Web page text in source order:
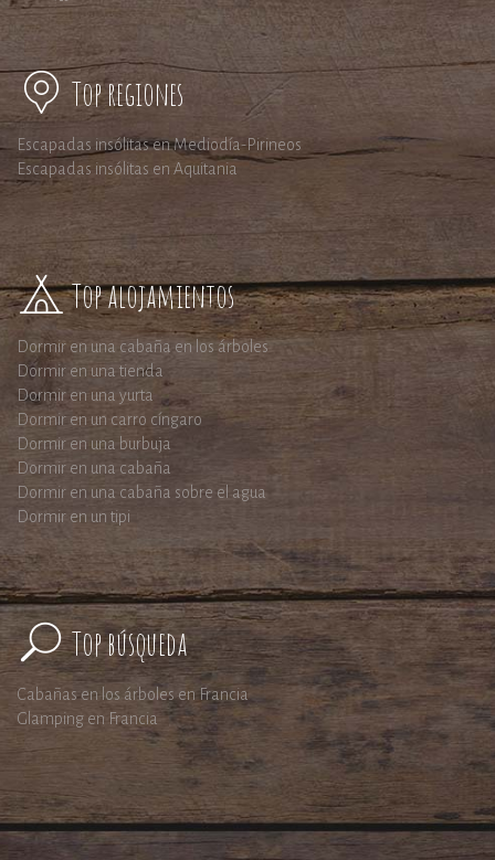
Top regiones
Escapadas insólitas en Mediodía-Pirineos
Escapadas insólitas en Aquitania
Top alojamientos
Dormir en una cabaña en los árboles
Dormir en una tienda
Dormir en una yurta
Dormir en un carro cíngaro
Dormir en una burbuja
Dormir en una cabaña
Dormir en una cabaña sobre el agua
Dormir en un tipi
Top búsqueda
Cabañas en los árboles en Francia
Glamping en Francia